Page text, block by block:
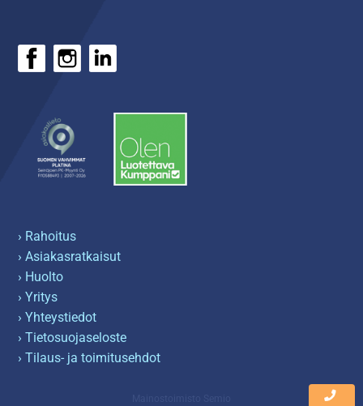
› Rahoitus
› Asiakasratkaisut
› Huolto
› Yritys
› Yhteystiedot
› Tietosuojaseloste
› Tilaus- ja toimitusehdot